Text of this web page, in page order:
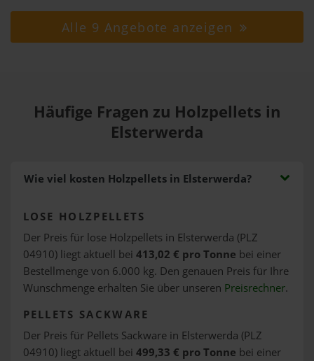
Alle 9 Angebote anzeigen
Häufige Fragen zu Holzpellets in
Elsterwerda
Wie viel kosten Holzpellets in Elsterwerda?
LOSE HOLZPELLETS
Der Preis für lose Holzpellets in Elsterwerda (PLZ
04910) liegt aktuell bei 413,02 € pro Tonne bei einer
Bestellmenge von 6.000 kg. Den genauen Preis für Ihre
Wunschmenge erhalten Sie über unseren Preisrechner.
PELLETS SACKWARE
Der Preis für Pellets Sackware in Elsterwerda (PLZ
04910) liegt aktuell bei 499,33 € pro Tonne bei einer